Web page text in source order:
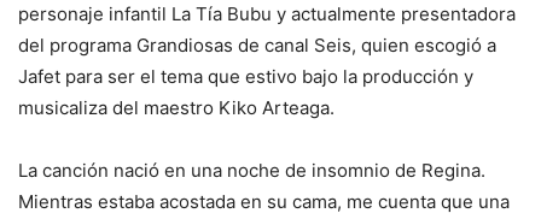
personaje infantil La Tía Bubu y actualmente presentadora
del programa Grandiosas de canal Seis, quien escogió a
Jafet para ser el tema que estivo bajo la producción y
musicaliza del maestro Kiko Arteaga.
La canción nació en una noche de insomnio de Regina.
Mientras estaba acostada en su cama, me cuenta que una